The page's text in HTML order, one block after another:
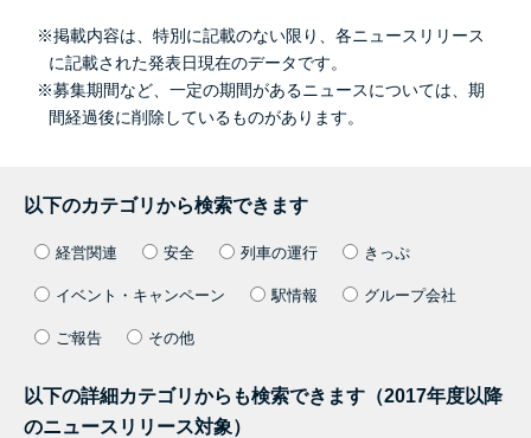
※掲載内容は、特別に記載のない限り、各ニュースリリース
に記載された発表日現在のデータです。
※募集期間など、一定の期間があるニュースについては、期
間経過後に削除しているものがあります。
以下のカテゴリから検索できます
経営関連 安全 列車の運行 きっぷ
イベント・キャンペーン 駅情報 グループ会社
ご報告 その他
以下の詳細カテゴリからも検索できます（2017年度以降
のニュースリリース対象）